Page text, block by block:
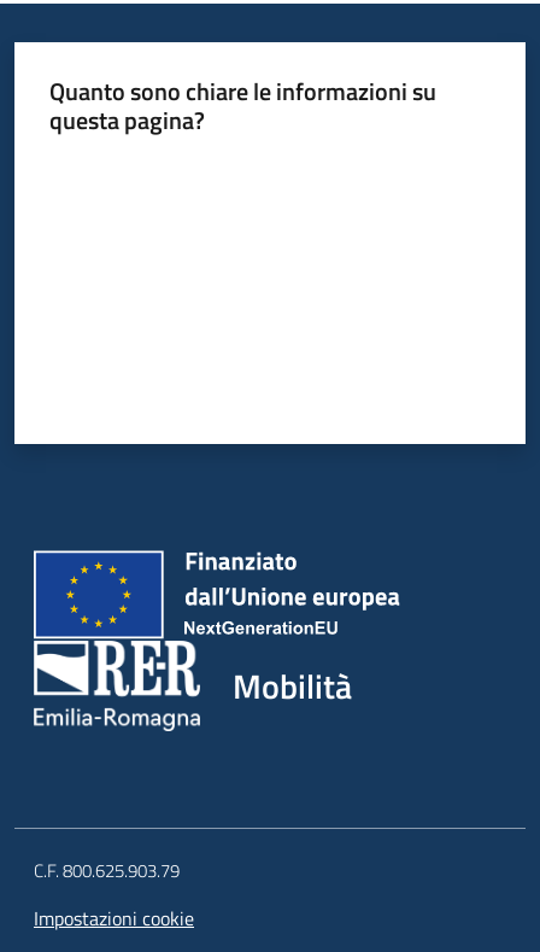
Osservatorio
educazione
Quanto sono chiare le informazioni su
questa pagina?
Mobilità
C.F. 800.625.903.79
Impostazioni cookie